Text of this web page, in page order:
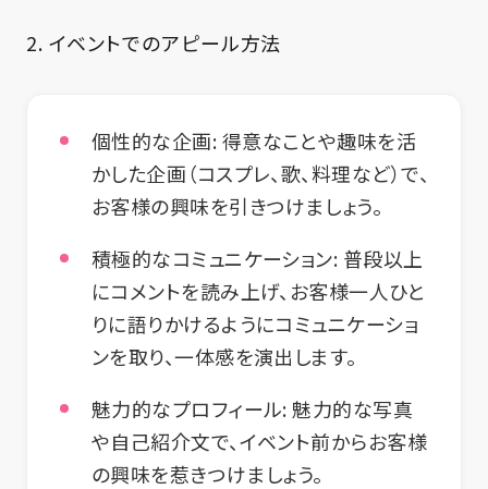
2. イベントでのアピール方法
個性的な企画:得意なことや趣味を活
かした企画（コスプレ、歌、料理など）で、
お客様の興味を引きつけましょう。
積極的なコミュニケーション: 普段以上
にコメントを読み上げ、お客様一人ひと
りに語りかけるようにコミュニケーショ
ンを取り、一体感を演出します。
魅力的なプロフィール: 魅力的な写真
や自己紹介文で、イベント前からお客様
の興味を惹きつけましょう。